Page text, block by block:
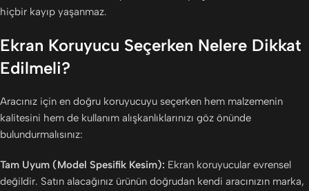
hiçbir kayıp yaşanmaz.
Ekran Koruyucu Seçerken Nelere Dikkat
Edilmeli?
Aracınız için en doğru koruyucuyu seçerken hem malzemenin
kalitesini hem de kullanım alışkanlıklarınızı göz önünde
bulundurmalısınız:
Tam Uyum (Model Spesifik Kesim): Ekran koruyucular evrensel
değildir. Satın alacağınız ürünün doğrudan kendi aracınızın marka,